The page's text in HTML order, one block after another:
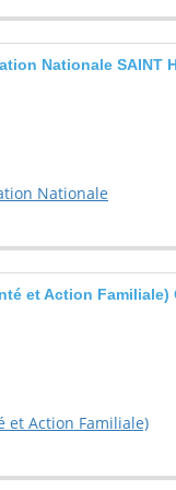
Nationale SAINT
Nationale
et Action Familiale)
et Action Familiale)